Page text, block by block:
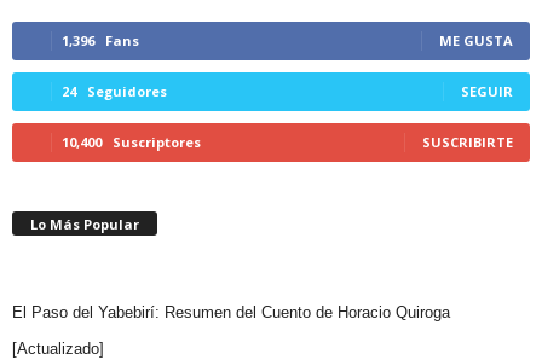
1,396 Fans ME GUSTA
24 Seguidores SEGUIR
10,400 Suscriptores SUSCRIBIRTE
Lo Más Popular
El Paso del Yabebirí: Resumen del Cuento de Horacio Quiroga
[Actualizado]